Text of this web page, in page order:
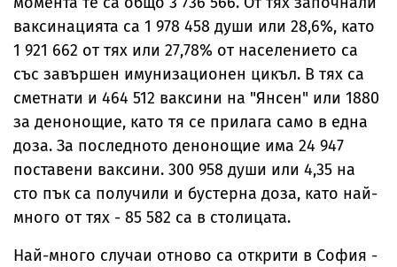
ваксинацията са 1 978 458 души или 28,6%, като
1 921 662 от тях или 27,78% от населението са
със завършен имунизационен цикъл. В тях са
сметнати и 464 512 ваксини на "Янсен" или 1880
за денонощие, като тя се прилага само в една
доза. За последното денонощие има 24 947
поставени ваксини. 300 958 души или 4,35 на
сто пък са получили и бустерна доза, като най-
много от тях - 85 582 са в столицата.
Най-много случаи отново са открити в София -